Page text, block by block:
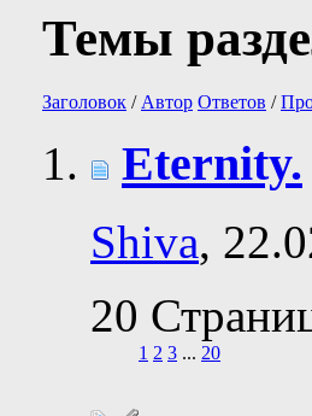
Темы
Заголовок / Автор Ответов /
Eternity.
Shiva,
20
1 2 3 ... 20